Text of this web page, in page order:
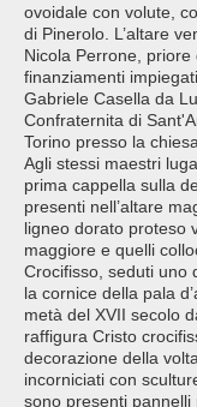
ovoidale con volute,
di Pinerolo. L’altare
Nicola Perrone,
finanziamenti
Gabriele Casella da
Confraternita di
Torino presso la
Agli stessi maestri
prima cappella sulla
presenti nell’altare
ligneo dorato proteso
maggiore e quelli
Crocifisso, seduti uno
la cornice della pala
metà del XVII secolo
raffigura Cristo
decorazione della
incorniciati con
sono presenti